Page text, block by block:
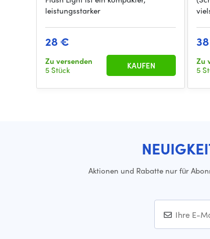
leistungsstarker
28 €
Zu versenden
5 Stück
KAUFEN
Zu
5
Aktionen und Rabatte nur für